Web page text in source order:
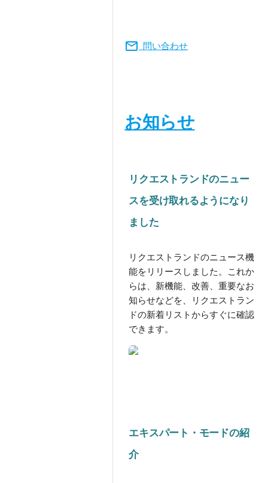
mail 問い合わせ
お知らせ
リクエストランドのニュー
スを受け取れるようになり
ました
リクエストランドのニュース機
能をリリースしました。これか
らは、新機能、改善、重要なお
知らせなどを、リクエストラン
ドの新着リストからすぐに確認
できます。
エキスパート・モードの紹
介